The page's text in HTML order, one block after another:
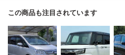
この商品も注目されています